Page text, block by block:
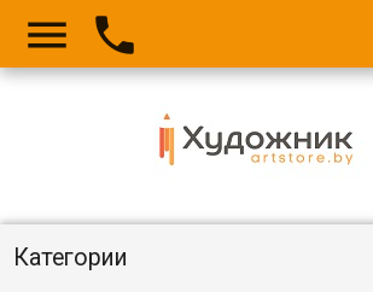
 
Категории